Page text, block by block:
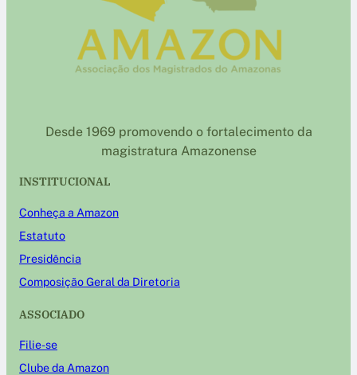
Desde 1969 promovendo o fortalecimento da
magistratura Amazonense
INSTITUCIONAL
Conheça a Amazon
Estatuto
Presidência
Composição Geral da Diretoria
ASSOCIADO
Filie-se
Clube da Amazon